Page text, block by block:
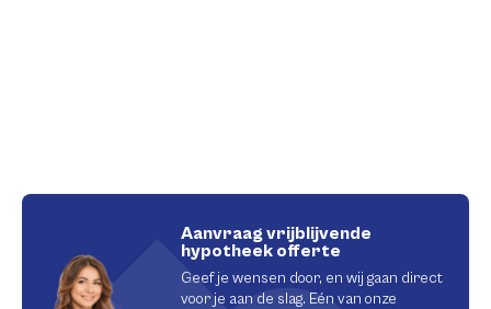
Aanvraag vrijblijvende
hypotheek offerte
Geef je wensen door, en wij gaan direct
voor je aan de slag. Eén van onze